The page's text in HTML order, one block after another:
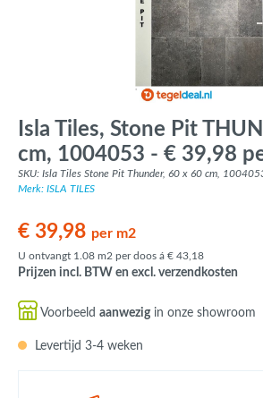
Isla Tiles, Stone Pit
cm, 1004053 - € 39,98
SKU: Isla Tiles Stone Pit Thunder, 60 x 60 cm,
Merk: ISLA TILES
€ 39,98 per m2
U ontvangt 1.08 m2 per doos á € 43,18
Prijzen incl. BTW en excl. verzendkosten
Voorbeeld aanwezigin onze showroom
Levertijd 3-4 weken